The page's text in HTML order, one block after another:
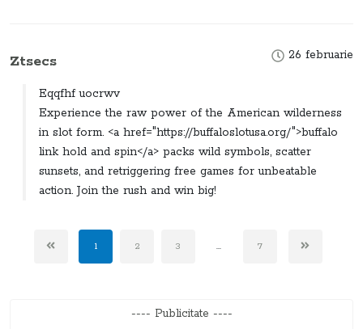
26 februarie
Ztsecs
Eqqfhf uocrwv
Experience the raw power of the American wilderness
in slot form. <a href="https://buffaloslotusa.org/">buffalo
link hold and spin</a> packs wild symbols, scatter
sunsets, and retriggering free games for unbeatable
action. Join the rush and win big!
1 2 3 ... 7
---- Publicitate ----